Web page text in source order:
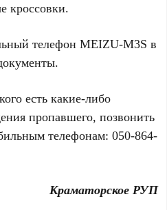
кроссовки.
телефон MEIZU-M3S в
есть какие-либо
пропавшего, позвонить
телефонам: 050-864-
Краматорское РУП